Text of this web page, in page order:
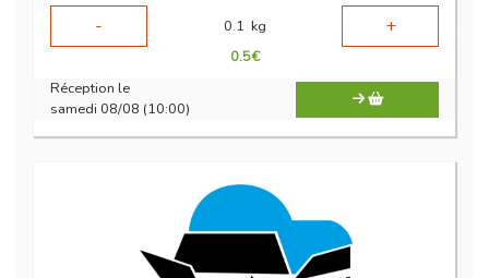
-
0.1 kg +
0.5€
Réception le
samedi 08/08 (10:00)